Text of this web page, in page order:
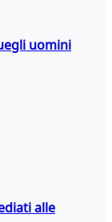
uomini
alle